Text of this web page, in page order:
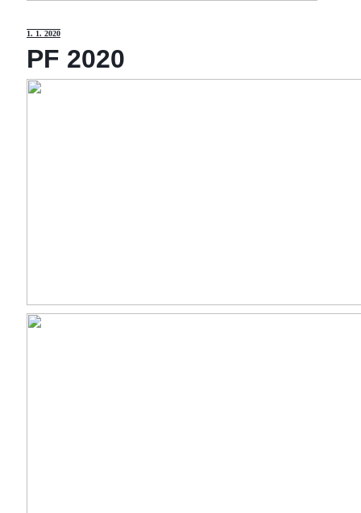
1. 1. 2020
PF 2020